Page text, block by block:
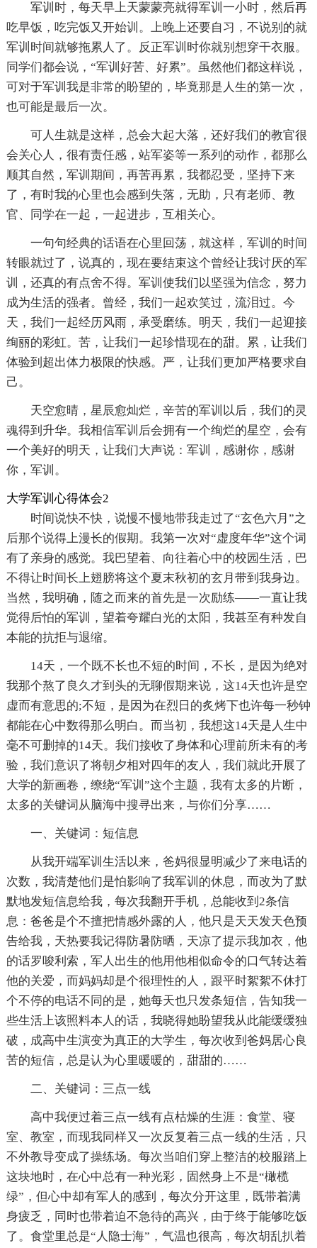
军训时，每天早上天蒙蒙亮就得军训一小时，然后再
吃早饭，吃完饭又开始训。上晚上还要自习，不说别的就
军训时间就够拖累人了。反正军训时你就别想穿干衣服。
同学们都会说，“军训好苦、好累”。虽然他们都这样说，
可对于军训我是非常的盼望的，毕竟那是人生的第一次，
也可能是最后一次。
可人生就是这样，总会大起大落，还好我们的教官很
会关心人，很有责任感，站军姿等一系列的动作，都那么
顺其自然，军训期间，再苦再累，我都忍受，坚持下来
了，有时我的心里也会感到失落，无助，只有老师、教
官、同学在一起，一起进步，互相关心。
一句句经典的话语在心里回荡，就这样，军训的时间
转眼就过了，说真的，现在要结束这个曾经让我讨厌的军
训，还真的有点舍不得。军训使我们以坚强为信念，努力
成为生活的强者。曾经，我们一起欢笑过，流泪过。今
天，我们一起经历风雨，承受磨练。明天，我们一起迎接
绚丽的彩虹。苦，让我们一起珍惜现在的甜。累，让我们
体验到超出体力极限的快感。严，让我们更加严格要求自
己。
天空愈晴，星辰愈灿烂，辛苦的军训以后，我们的灵
魂得到升华。我相信军训后会拥有一个绚烂的星空，会有
一个美好的明天，让我们大声说：军训，感谢你，感谢
你，军训。
大学军训心得体会2
时间说快不快，说慢不慢地带我走过了“玄色六月”之
后那个说得上漫长的假期。我第一次对“虚度年华”这个词
有了亲身的感觉。我巴望着、向往着心中的校园生活，巴
不得让时间长上翅膀将这个夏末秋初的玄月带到我身边。
当然，我明确，随之而来的首先是一次励练——一直让我
觉得后怕的军训，望着夸耀白光的太阳，我甚至有种发自
本能的抗拒与退缩。
14天，一个既不长也不短的时间，不长，是因为绝对
我那个熬了良久才到头的无聊假期来说，这14天也许是空
虚而有意思的;不短，是因为在烈日的炙烤下也许每一秒钟
都能在心中数得那么明白。而当初，我想这14天是人生中
毫不可删掉的14天。我们接收了身体和心理前所未有的考
验，我们意识了将朝夕相对四年的友人，我们就此开展了
大学的新画卷，缭绕“军训”这个主题，我有太多的片断，
太多的关键词从脑海中搜寻出来，与你们分享……
一、关键词：短信息
从我开端军训生活以来，爸妈很显明减少了来电话的
次数，我清楚他们是怕影响了我军训的休息，而改为了默
默地发短信息给我，每次我翻开手机，总能收到2条信
息：爸爸是个不擅把情感外露的人，他只是天天发天色预
告给我，天热要我记得防暑防晒，天凉了提示我加衣，他
的话罗唆利索，军人出生的他用他相似命令的口气转达着
他的关爱，而妈妈却是个很理性的人，跟平时絮絮不休打
个不停的电话不同的是，她每天也只发条短信，告知我一
些生活上该照料本人的话，我晓得她盼望我从此能缓缓独
破，成高中生演变为真正的大学生，每次收到爸妈居心良
苦的短信，总是认为心里暖暖的，甜甜的……
二、关键词：三点一线
高中我便过着三点一线有点枯燥的生涯：食堂、寝
室、教室，而现我同样又一次反复着三点一线的生活，只
不外教导变成了操练场。每次当咱们穿上整洁的校服踏上
这块地时，在心中总有一种光彩，固然身上不是“橄榄
绿”，但心中却有军人的感到，每次分开这里，既带着满
身疲乏，同时也带着迫不急待的高兴，由于终于能够吃饭
了。食堂里总是“人隐士海”，气温也很高，每次胡乱扒着